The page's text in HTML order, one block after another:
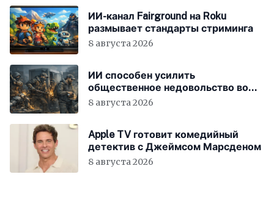
ИИ-канал Fairground на Roku
размывает стандарты стриминга
8 августа 2026
ИИ способен усилить
общественное недовольство во
всём мире
8 августа 2026
Apple TV готовит комедийный
детектив с Джеймсом Марсденом
8 августа 2026